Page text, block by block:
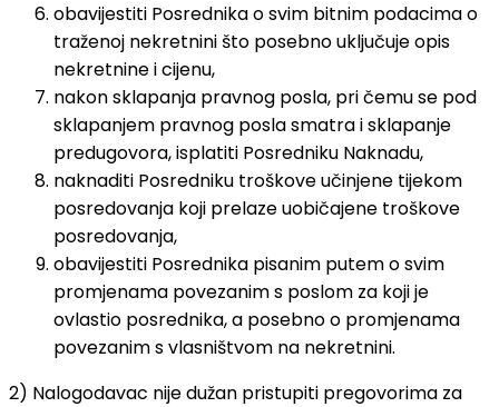
obavijestiti Posrednika o svim bitnim podacima o
traženoj nekretnini što posebno uključuje opis
nekretnine i cijenu,
nakon sklapanja pravnog posla, pri čemu se pod
sklapanjem pravnog posla smatra i sklapanje
predugovora, isplatiti Posredniku Naknadu,
naknaditi Posredniku troškove učinjene tijekom
posredovanja koji prelaze uobičajene troškove
posredovanja,
obavijestiti Posrednika pisanim putem o svim
promjenama povezanim s poslom za koji je
ovlastio posrednika, a posebno o promjenama
povezanim s vlasništvom na nekretnini.
2) Nalogodavac nije dužan pristupiti pregovorima za